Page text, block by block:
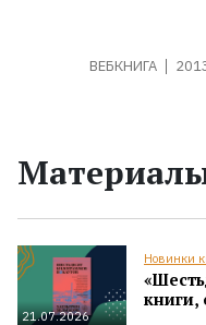
ВЕБКНИГА
21.07.2026
Новинки
книги,